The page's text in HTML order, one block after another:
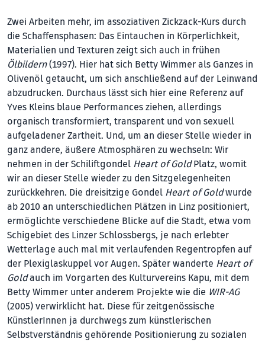
Zwei Arbeiten mehr, im assoziativen Zickzack-Kurs durch
die Schaffensphasen: Das Eintauchen in Körperlichkeit,
Materialien und Texturen zeigt sich auch in frühen
Ölbildern(1997). Hier hat sich Betty Wimmer als Ganzes in
Olivenöl getaucht, um sich anschließend auf der Leinwand
abzudrucken. Durchaus lässt sich hier eine Referenz auf
Yves Kleins blaue Performances ziehen, allerdings
organisch transformiert, transparent und von sexuell
aufgeladener Zartheit. Und, um an dieser Stelle wieder in
ganz andere, äußere Atmosphären zu wechseln: Wir
nehmen in der Schiliftgondel Heart of GoldPlatz, womit
wir an dieser Stelle wieder zu den Sitzgelegenheiten
zurückkehren. Die dreisitzige Gondel Heart of Goldwurde
ab 2010 an unterschiedlichen Plätzen in Linz positioniert,
ermöglichte verschiedene Blicke auf die Stadt, etwa vom
Schigebiet des Linzer Schlossbergs, je nach erlebter
Wetterlage auch mal mit verlaufenden Regentropfen auf
der Plexiglaskuppel vor Augen. Später wanderte Heart of
Goldauch im Vorgarten des Kulturvereins Kapu, mit dem
Betty Wimmer unter anderem Projekte wie die WIR-AG
(2005) verwirklicht hat. Diese für zeitgenössische
KünstlerInnen ja durchwegs zum künstlerischen
Selbstverständnis gehörende Positionierung zu sozialen